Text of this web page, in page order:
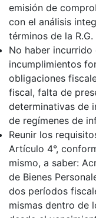
emisión de
con el análisis
términos de la R.G.
No haber incurrido
incumplimientos
obligaciones
fiscal, falta de
determinativas de
de regímenes de
Reunir los
Artículo 4°,
mismo, a saber:
de Bienes
dos períodos
mismas dentro de